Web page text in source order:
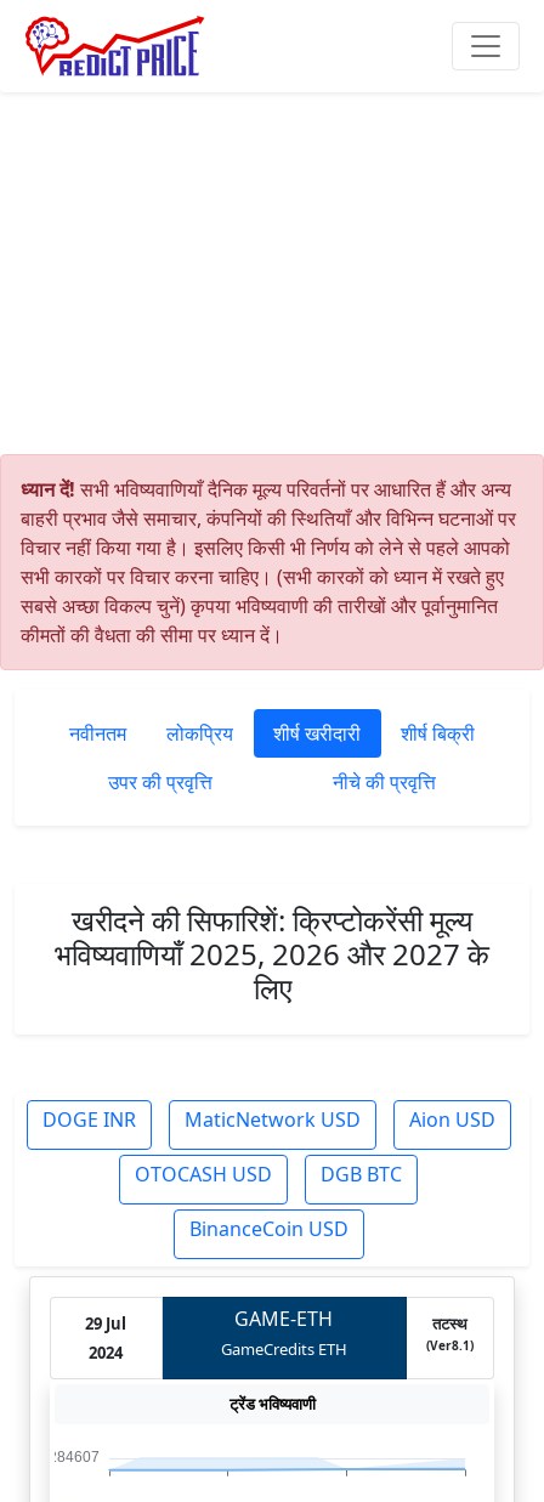
ध्यान दें! सभी भविष्यवाणियाँ दैनिक मूल्य परिवर्तनों पर आधारित हैं और अन्य
बाहरी प्रभाव जैसे समाचार, कंपनियों की स्थितियाँ और विभिन्न घटनाओं पर
विचार नहीं किया गया है। इसलिए किसी भी निर्णय को लेने से पहले आपको
सभी कारकों पर विचार करना चाहिए। (सभी कारकों को ध्यान में रखते हुए
सबसे अच्छा विकल्प चुनें) कृपया भविष्यवाणी की तारीखों और पूर्वानुमानित
कीमतों की वैधता की सीमा पर ध्यान दें।
नवीनतम लोकप्रिय शीर्ष खरीदारी
शीर्ष बिक्री
उपर की प्रवृत्ति
नीचे की प्रवृत्ति
खरीदने की सिफारिशें: क्रिप्टोकरेंसी मूल्य
भविष्यवाणियाँ 2025, 2026 और 2027 के
लिए
DOGE INR MaticNetwork USD Aion USD
OTOCASH USD DGB BTC
BinanceCoin USD
29 Jul
2024
GAME-ETH
GameCredits ETH
तटस्थ
(Ver8.1)
ट्रेंड भविष्यवाणी